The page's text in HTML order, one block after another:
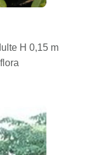
H 0,15 m